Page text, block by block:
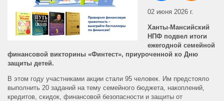
02 июня 2026 г.
Ханты-Мансийский
НПФ подвел итоги
ежегодной семейной
финансовой викторины «Финтест», приуроченной ко Дню
защиты детей.
В этом году участниками акции стали 95 человек. Им предстояло
выполнить 20 заданий на тему семейного бюджета, накоплений,
кредитов, скидок, финансовой безопасности и защиты от